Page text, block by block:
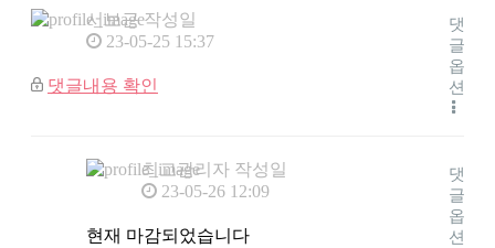
서보근 작성일
23-05-25 15:37
댓글내용 확인
댓
글
옵
션
최고관리자 작성일
23-05-26 12:09
현재 마감되었습니다
댓
글
옵
션